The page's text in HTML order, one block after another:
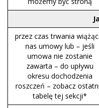
przez czas trwania
nas umowy lub – jeśli
umowa nie zostanie
zawarta – do upływu
okresu dochodzenia
roszczeń – zobacz
tabelę tej sekcji*